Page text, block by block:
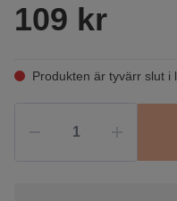
109 kr
Produkten är tyvärr slut i